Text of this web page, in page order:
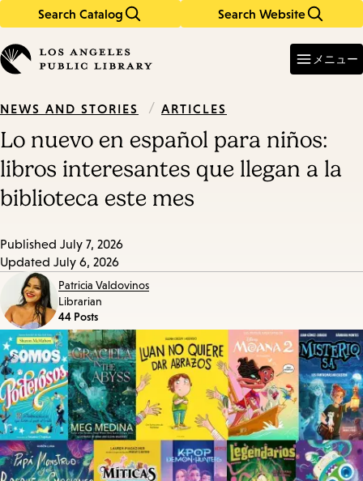
Search Catalog Search Website
in
keywords
メニュー
NEWS AND STORIES / ARTICLES
Lo nuevo en español para niños:
libros interesantes que llegan a la
biblioteca este mes
Published July 7, 2026
Updated July 6, 2026
Patricia Valdovinos
Librarian
44 Posts